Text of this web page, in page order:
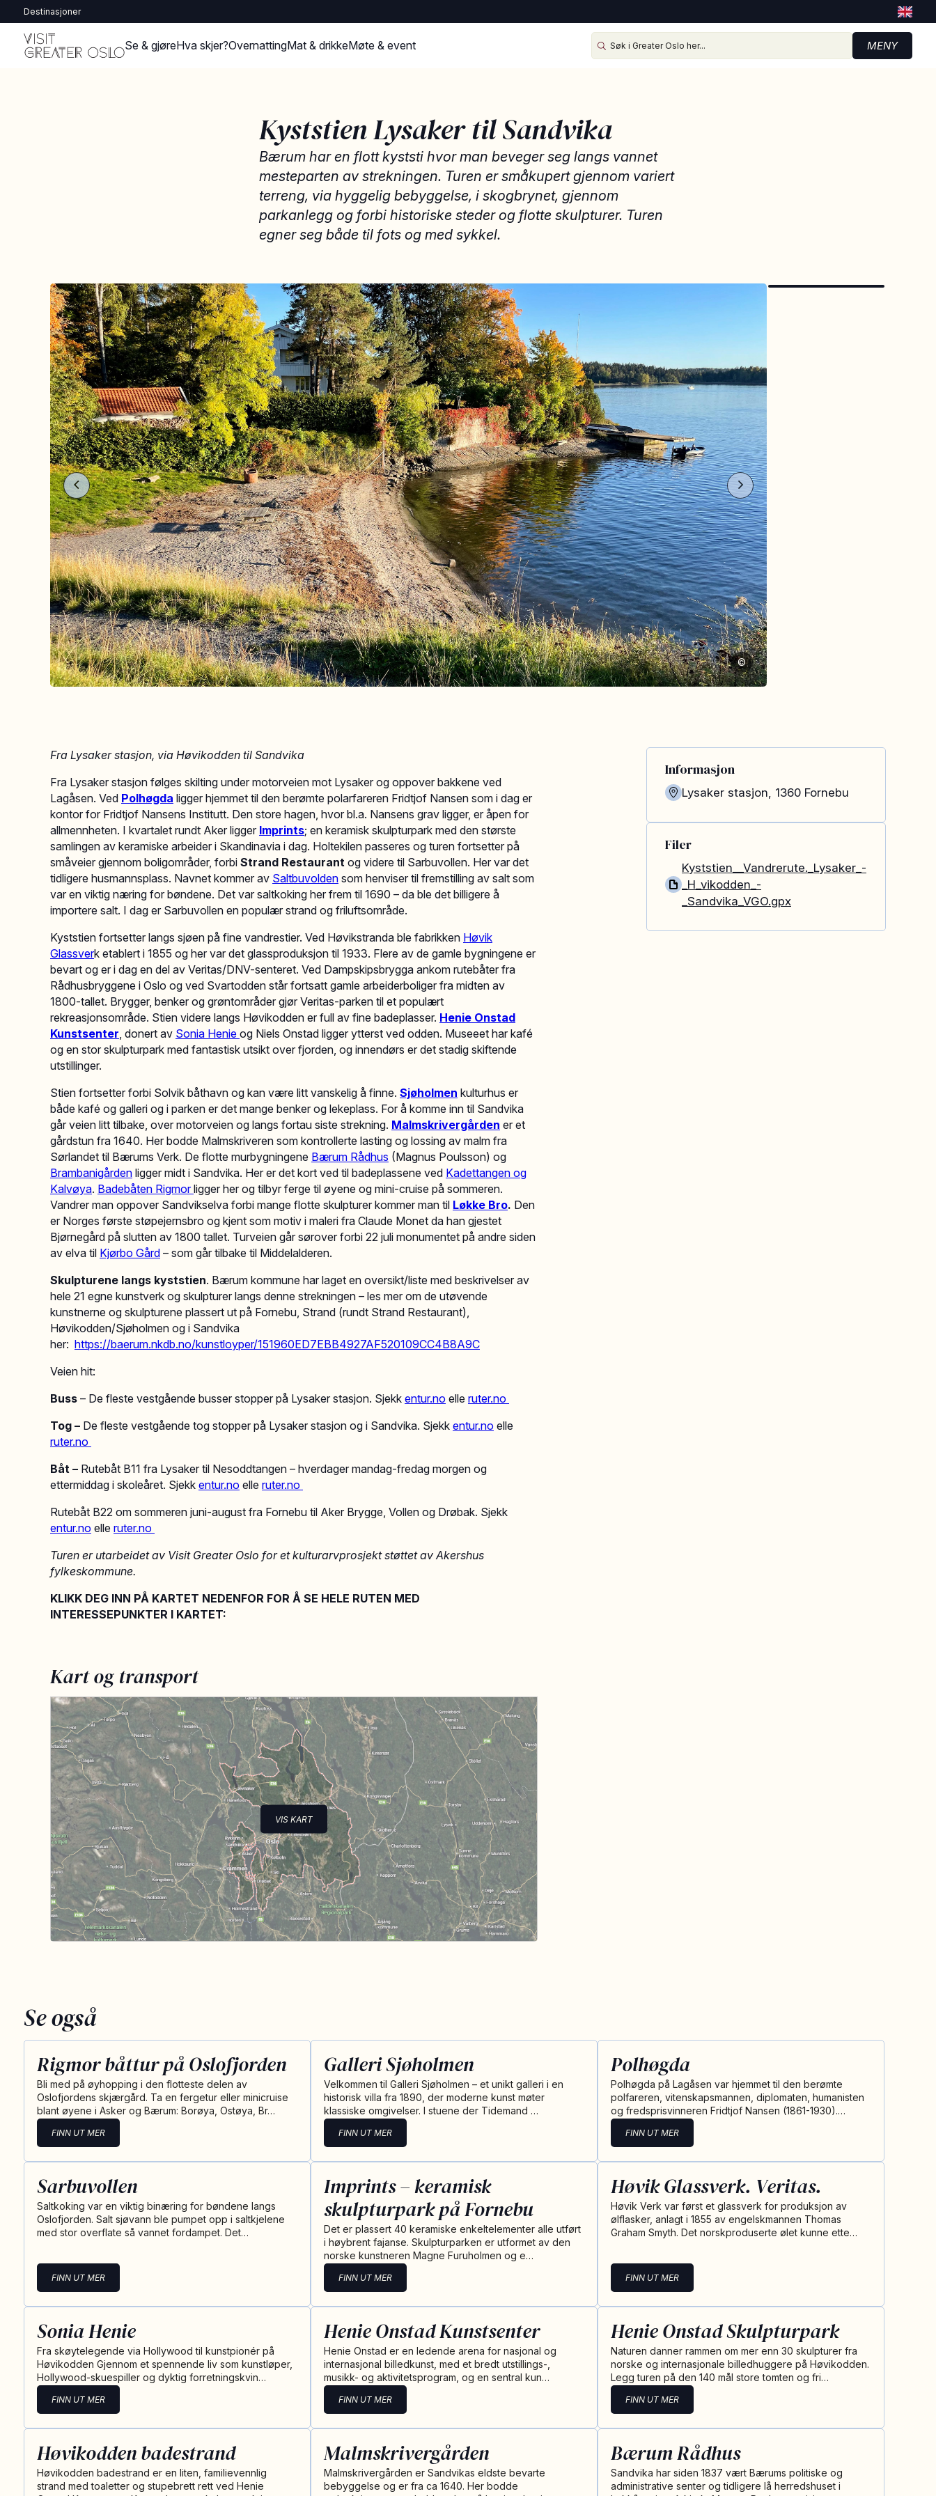
Destinasjoner
Se & gjøreHva skjer?OvernattingMat & drikkeMøte & event MENY
Kyststien Lysaker til Sandvika
Bærum har en flott kyststi hvor man beveger seg langs vannet
mesteparten av strekningen. Turen er småkupert gjennom variert
terreng, via hyggelig bebyggelse, i skogbrynet, gjennom
parkanlegg og forbi historiske steder og flotte skulpturer. Turen
egner seg både til fots og med sykkel.
©
Fra Lysaker stasjon, via Høvikodden til Sandvika
Fra Lysaker stasjon følges skilting under motorveien mot Lysaker og oppover bakkene ved
Lagåsen. Ved Polhøgda ligger hjemmet til den berømte polarfareren Fridtjof Nansen som i dag er
kontor for Fridtjof Nansens Institutt. Den store hagen, hvor bl.a. Nansens grav ligger, er åpen for
allmennheten. I kvartalet rundt Aker ligger Imprints; en keramisk skulpturpark med den største
samlingen av keramiske arbeider i Skandinavia i dag. Holtekilen passeres og turen fortsetter på
småveier gjennom boligområder, forbi Strand Restaurant og videre til Sarbuvollen. Her var det
tidligere husmannsplass. Navnet kommer av Saltbuvolden som henviser til fremstilling av salt som
var en viktig næring for bøndene. Det var saltkoking her frem til 1690 – da ble det billigere å
importere salt. I dag er Sarbuvollen en populær strand og friluftsområde.
Kyststien fortsetter langs sjøen på fine vandrestier. Ved Høvikstranda ble fabrikken Høvik
Glassverk etablert i 1855 og her var det glassproduksjon til 1933. Flere av de gamle bygningene er
bevart og er i dag en del av Veritas/DNV-senteret. Ved Dampskipsbrygga ankom rutebåter fra
Rådhusbryggene i Oslo og ved Svartodden står fortsatt gamle arbeiderboliger fra midten av
1800-tallet. Brygger, benker og grøntområder gjør Veritas-parken til et populært
rekreasjonsområde. Stien videre langs Høvikodden er full av fine badeplasser. Henie Onstad
Kunstsenter, donert av Sonia Henie og Niels Onstad ligger ytterst ved odden. Museeet har kafé
og en stor skulpturpark med fantastisk utsikt over fjorden, og innendørs er det stadig skiftende
utstillinger.
Stien fortsetter forbi Solvik båthavn og kan være litt vanskelig å finne. Sjøholmen kulturhus er
både kafé og galleri og i parken er det mange benker og lekeplass. For å komme inn til Sandvika
går veien litt tilbake, over motorveien og langs fortau siste strekning. Malmskrivergården er et
gårdstun fra 1640. Her bodde Malmskriveren som kontrollerte lasting og lossing av malm fra
Sørlandet til Bærums Verk. De flotte murbygningene Bærum Rådhus (Magnus Poulsson) og
Brambanigården ligger midt i Sandvika. Her er det kort ved til badeplassene ved Kadettangen og
Kalvøya. Badebåten Rigmorligger her og tilbyr ferge til øyene og mini-cruise på sommeren.
Vandrer man oppover Sandvikselva forbi mange flotte skulpturer kommer man til Løkke Bro. Den
er Norges første støpejernsbro og kjent som motiv i maleri fra Claude Monet da han gjestet
Bjørnegård på slutten av 1800 tallet. Turveien går sørover forbi 22 juli monumentet på andre siden
av elva til Kjørbo Gård – som går tilbake til Middelalderen.
Skulpturene langs kyststien. Bærum kommune har laget en oversikt/liste med beskrivelser av
hele 21 egne kunstverk og skulpturer langs denne strekningen – les mer om de utøvende
kunstnerne og skulpturene plassert ut på Fornebu, Strand (rundt Strand Restaurant),
Høvikodden/Sjøholmen og i Sandvika
her: https://baerum.nkdb.no/kunstloyper/151960ED7EBB4927AF520109CC4B8A9C
Veien hit:
Buss – De fleste vestgående busser stopper på Lysaker stasjon. Sjekk entur.no elle ruter.no
Tog – De fleste vestgående tog stopper på Lysaker stasjon og i Sandvika. Sjekk entur.no elle
ruter.no
Båt – Rutebåt B11 fra Lysaker til Nesoddtangen – hverdager mandag-fredag morgen og
ettermiddag i skoleåret. Sjekk entur.no elle ruter.no
Rutebåt B22 om sommeren juni-august fra Fornebu til Aker Brygge, Vollen og Drøbak. Sjekk
entur.no elle ruter.no
Turen er utarbeidet av Visit Greater Oslo for et kulturarvprosjekt støttet av Akershus
fylkeskommune.
KLIKK DEG INN PÅ KARTET NEDENFOR FOR Å SE HELE RUTEN MED
INTERESSEPUNKTER I KARTET:
Kart og transport
VIS KART
Informasjon
Lysaker stasjon, 1360 Fornebu
Filer
Kyststien__Vandrerute._Lysaker_-
_H_vikodden_-
_Sandvika_VGO.gpx
Se også
Rigmor båttur på Oslofjorden
Bli med på øyhopping i den flotteste delen av
Oslofjordens skjærgård. Ta en fergetur eller minicruise
blant øyene i Asker og Bærum: Borøya, Ostøya, Br…
FINN UT MER
Galleri Sjøholmen
Velkommen til Galleri Sjøholmen – et unikt galleri i en
historisk villa fra 1890, der moderne kunst møter
klassiske omgivelser. I stuene der Tidemand …
FINN UT MER
Polhøgda
Polhøgda på Lagåsen var hjemmet til den berømte
polfareren, vitenskapsmannen, diplomaten, humanisten
og fredsprisvinneren Fridtjof Nansen (1861-1930).…
FINN UT MER
Sarbuvollen
Saltkoking var en viktig binæring for bøndene langs
Oslofjorden. Salt sjøvann ble pumpet opp i saltkjelene
med stor overflate så vannet fordampet. Det…
FINN UT MER
Imprints – keramisk
skulpturpark på Fornebu
Det er plassert 40 keramiske enkeltelementer alle utført
i høybrent fajanse. Skulpturparken er utformet av den
norske kunstneren Magne Furuholmen og e…
FINN UT MER
Høvik Glassverk. Veritas.
Høvik Verk var først et glassverk for produksjon av
ølflasker, anlagt i 1855 av engelskmannen Thomas
Graham Smyth. Det norskproduserte ølet kunne ette…
FINN UT MER
Sonia Henie
Fra skøytelegende via Hollywood til kunstpionér på
Høvikodden Gjennom et spennende liv som kunstløper,
Hollywood-skuespiller og dyktig forretningskvin…
FINN UT MER
Henie Onstad Kunstsenter
Henie Onstad er en ledende arena for nasjonal og
internasjonal billedkunst, med et bredt utstillings-,
musikk- og aktivitetsprogram, og en sentral kun…
FINN UT MER
Henie Onstad Skulpturpark
Naturen danner rammen om mer enn 30 skulpturer fra
norske og internasjonale billedhuggere på Høvikodden.
Legg turen på den 140 mål store tomten og fri…
FINN UT MER
Høvikodden badestrand
Høvikodden badestrand er en liten, familievennlig
strand med toaletter og stupebrett rett ved Henie
Malmskrivergården
Malmskrivergården er Sandvikas eldste bevarte
bebyggelse og er fra ca 1640. Her bodde
Bærum Rådhus
Sandvika har siden 1837 vært Bærums politiske og
administrative senter og tidligere lå herredshuset i